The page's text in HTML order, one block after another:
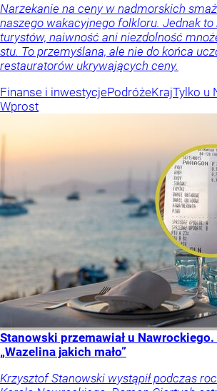
Narzekanie na ceny w nadmorskich
naszego wakacyjnego folkloru. Jednak to
turystów, naiwność ani niezdolność
stu. To przemyślana, ale nie do końca
restauratorów ukrywających ceny.
Finanse i inwestycjePodróżeKrajTylko u
Wprost
Stanowski przemawiał u
„Wazelina jakich mało”
Krzysztof Stanowski wystąpił podczas